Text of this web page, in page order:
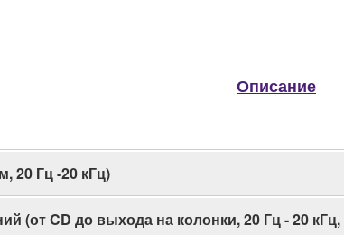
Описание
20 Гц -20 кГц)
(от CD до выхода на колонки, 20 Гц - 20 кГц,